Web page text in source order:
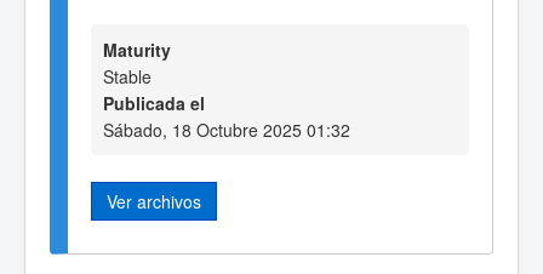
Maturity
Stable
Publicada el
Sábado, 18 Octubre 2025 01:32
Ver archivos